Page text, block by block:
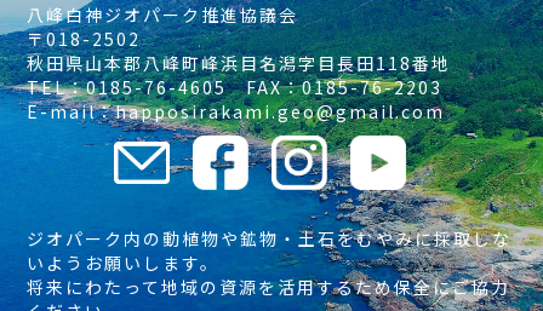
八峰白神ジオパーク推進協議会
〒018-2502
秋田県山本郡八峰町峰浜目名潟字目長田118番地
TEL：0185-76-4605 FAX：0185-76-2203
E-mail：happosirakami.geo@gmail.com
ジオパーク内の動植物や鉱物・土石をむやみに採取しな
いようお願いします。
将来にわたって地域の資源を活用するため保全にご協力